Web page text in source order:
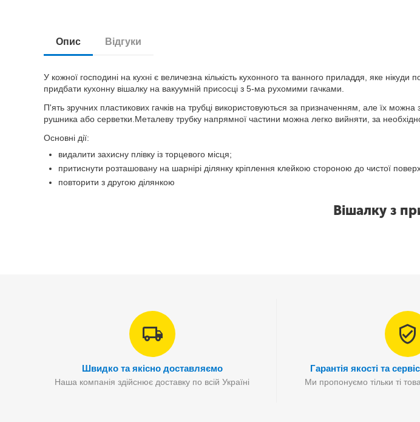
Опис Відгуки
У кожної господині на кухні є величезна кількість кухонного та ванного приладдя, яке
придбати кухонну вішалку на вакуумній присосці з 5-ма рухомими гачками.
П'ять зручних пластикових гачків на трубці використовуються за призначенням, але їх
рушника або серветки.Металеву трубку напрямної частини можна легко вийняти, за
Основні дії:
видалити захисну плівку із торцевого місця;
притиснути розташовану на шарнірі ділянку кріплення клейкою стороною до чистої
повторити з другою ділянкою
Вішалку з
Швидко та якісно доставляємо
Наша компанія здійснює доставку по всій Україні
Гарантія якості та
Ми пропонуємо тільки ті